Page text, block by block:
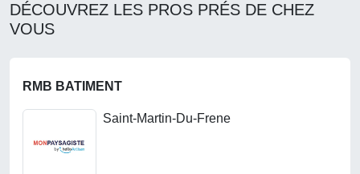
DÉCOUVREZ LES PROS PRÉS DE CHEZ
VOUS
RMB BATIMENT
Saint-Martin-Du-Frene